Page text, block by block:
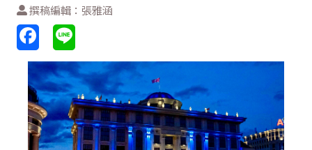
撰稿編輯：張雅涵